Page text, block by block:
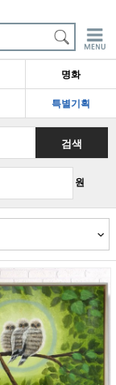
명화
특별기획
원
검색